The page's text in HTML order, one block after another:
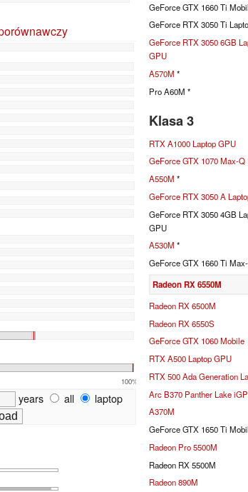
100%
years all
laptop
GeForce GTX 1660 Ti
GeForce RTX 3050 Ti
GeForce RTX 3050 6GB
GPU
A570M *
Pro A60M *
Klasa 3
RTX A1000 Laptop GPU
GeForce GTX 1070 Max-Q
A550M *
GeForce RTX 3050 A
GeForce RTX 3050 4GB
GPU
A530M *
GeForce GTX 1660 Ti
Radeon RX 6550M
Radeon RX 6500M
Radeon RX 6550S
GeForce GTX 1060 Mobile
RTX A500 Laptop GPU
RTX 500 Ada Generation
Arc B370 Panther Lake
A370M
GeForce GTX 1650 Ti
Radeon Pro 5500M
Radeon RX 5500M
Radeon 890M